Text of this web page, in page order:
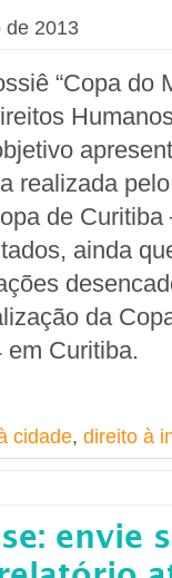
de 2013
“Copa do
realizada
de
ainda
da
em Curitiba.
cidade, direito à
envie